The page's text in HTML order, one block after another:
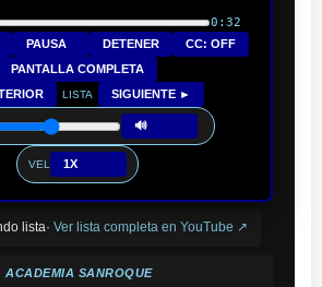
0:32
PAUSA DETENER
CC: OFF
PANTALLA COMPLETA
LISTA SIGUIENTE ►
🔊
VEL 1X
lista· Ver lista completa en YouTube ↗
ACADEMIA SANROQUE